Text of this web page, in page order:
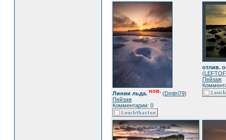
Линии льда. нов. (Dmitri79)
Пейзаж
Комментарии: 0
отлив.
(
Пейзаж